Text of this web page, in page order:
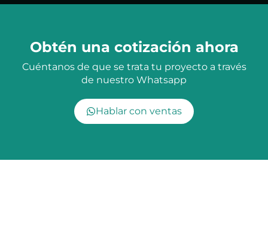
Obtén una cotización ahora
Cuéntanos de que se trata tu proyecto a través
de nuestro Whatsapp
Hablar con ventas